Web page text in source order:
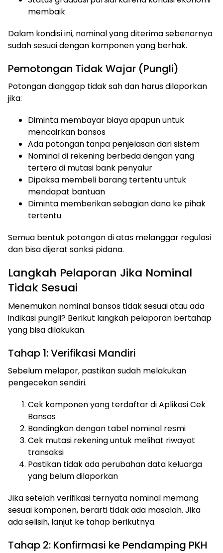
membaik
Dalam kondisi ini, nominal yang diterima sebenarnya
sudah sesuai dengan komponen yang berhak.
Pemotongan Tidak Wajar (Pungli)
Potongan dianggap tidak sah dan harus dilaporkan
jika:
Diminta membayar biaya apapun untuk
mencairkan bansos
Ada potongan tanpa penjelasan dari sistem
Nominal di rekening berbeda dengan yang
tertera di mutasi bank penyalur
Dipaksa membeli barang tertentu untuk
mendapat bantuan
Diminta memberikan sebagian dana ke pihak
tertentu
Semua bentuk potongan di atas melanggar regulasi
dan bisa dijerat sanksi pidana.
Langkah Pelaporan Jika Nominal
Tidak Sesuai
Menemukan nominal bansos tidak sesuai atau ada
indikasi pungli? Berikut langkah pelaporan bertahap
yang bisa dilakukan.
Tahap 1: Verifikasi Mandiri
Sebelum melapor, pastikan sudah melakukan
pengecekan sendiri.
Cek komponen yang terdaftar di Aplikasi Cek
Bansos
Bandingkan dengan tabel nominal resmi
Cek mutasi rekening untuk melihat riwayat
transaksi
Pastikan tidak ada perubahan data keluarga
yang belum dilaporkan
Jika setelah verifikasi ternyata nominal memang
sesuai komponen, berarti tidak ada masalah. Jika
ada selisih, lanjut ke tahap berikutnya.
Tahap 2: Konfirmasi ke Pendamping PKH